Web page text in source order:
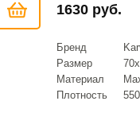
1630 руб.
Бренд
Размер
Материал
Плотность